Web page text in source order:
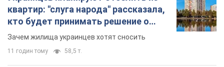
самая популярная модель
Какие марки авто предпочитают приобретать